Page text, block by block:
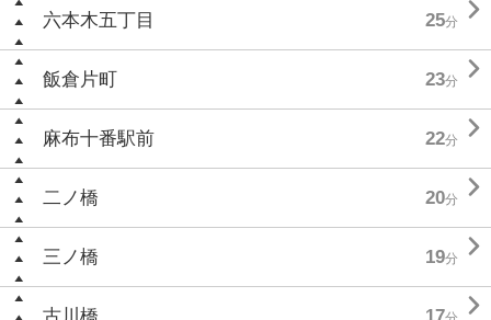
六本木五丁目 25分 
飯倉片町 23分 
麻布十番駅前 22分 
二ノ橋 20分 
三ノ橋 19分 
